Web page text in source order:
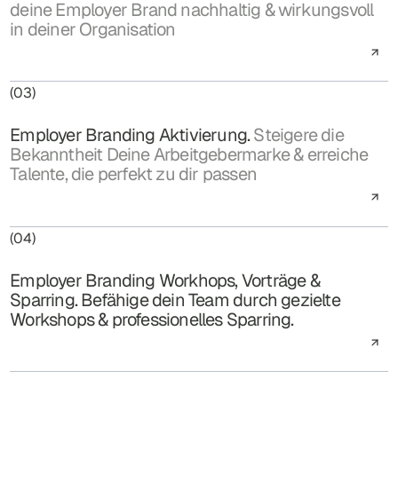
deine Employer Brand nachhaltig & wirkungsvoll
in deiner Organisation
(03)
Employer Branding Aktivierung.Steigere die
Bekanntheit Deine Arbeitgebermarke & erreiche
Talente, die perfekt zu dir passen
(04)
Employer Branding Workhops, Vorträge &
Sparring. Befähige dein Team durch gezielte
Workshops & professionelles Sparring.